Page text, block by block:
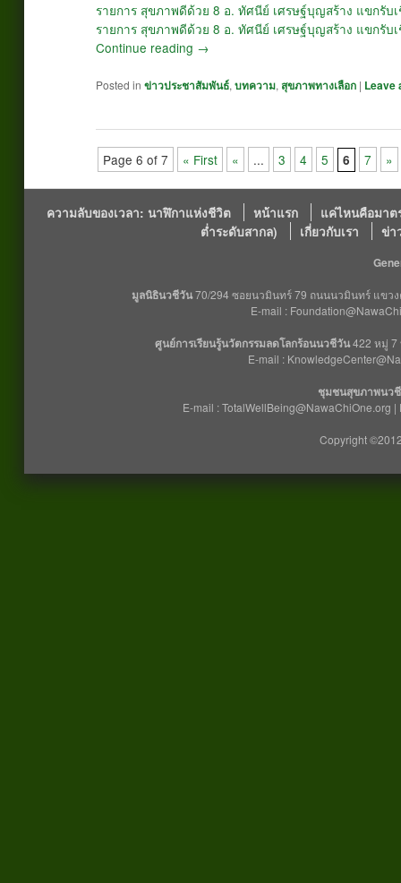
รายการ สุขภาพดีด้วย 8 อ. ทัศนีย์ เศรษฐ์บุญสร้าง แขกรั
รายการ สุขภาพดีด้วย 8 อ. ทัศนีย์ เศรษฐ์บุญสร้าง แขกรั
Continue reading →
Posted in ข่าวประชาสัมพันธ์,บทความ, สุขภาพทางเลือก | Leave
Page 6 of 7 « First « ... 3 4 5 6 7 »
ความลับของเวลา: นาฬิกาแห่งชีวิต หน้าแรก
แค่ไหนคือมาต
ต่ำระดับสากล)
เกี่ยวกับเรา ข่า
มูลนิธินวชีวัน70/294 ซอยนวมินทร์ 79 ถนนนวมินทร์ แขวง
E-mail :
ศูนย์การเรียนรู้นวัตกรรมลดโลกร้อนนวชีวัน422 หมู่ 7
E-mail :
ชุมชนสุขภาพนว
E-mail :
Copyright